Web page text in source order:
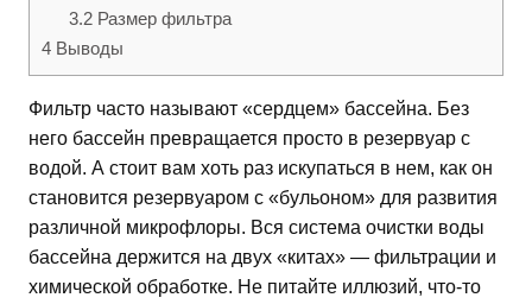
3.2Размер фильтра
4 Выводы
Фильтр часто называют «сердцем» бассейна. Без
него бассейн превращается просто в резервуар с
водой. А стоит вам хоть раз искупаться в нем, как он
становится резервуаром с «бульоном» для развития
различной микрофлоры. Вся система очистки воды
бассейна держится на двух «китах» — фильтрации и
химической обработке. Не питайте иллюзий, что-то